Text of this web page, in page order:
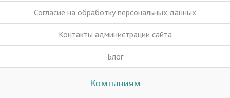
Согласие на обработку персональных данных
Контакты администрации сайта
Блог
Компаниям